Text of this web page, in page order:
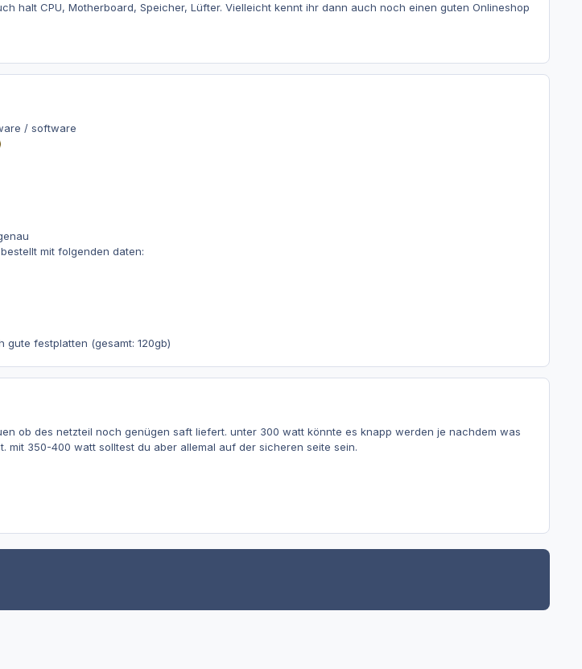
halt CPU, Motherboard, Speicher, Lüfter. Vielleicht kennt ihr dann auch noch einen guten Onlineshop
/ software
mit folgenden daten:
gute festplatten (gesamt: 120gb)
ob des netzteil noch genügen saft liefert. unter 300 watt könnte es knapp werden je nachdem was
350-400 watt solltest du aber allemal auf der sicheren seite sein.